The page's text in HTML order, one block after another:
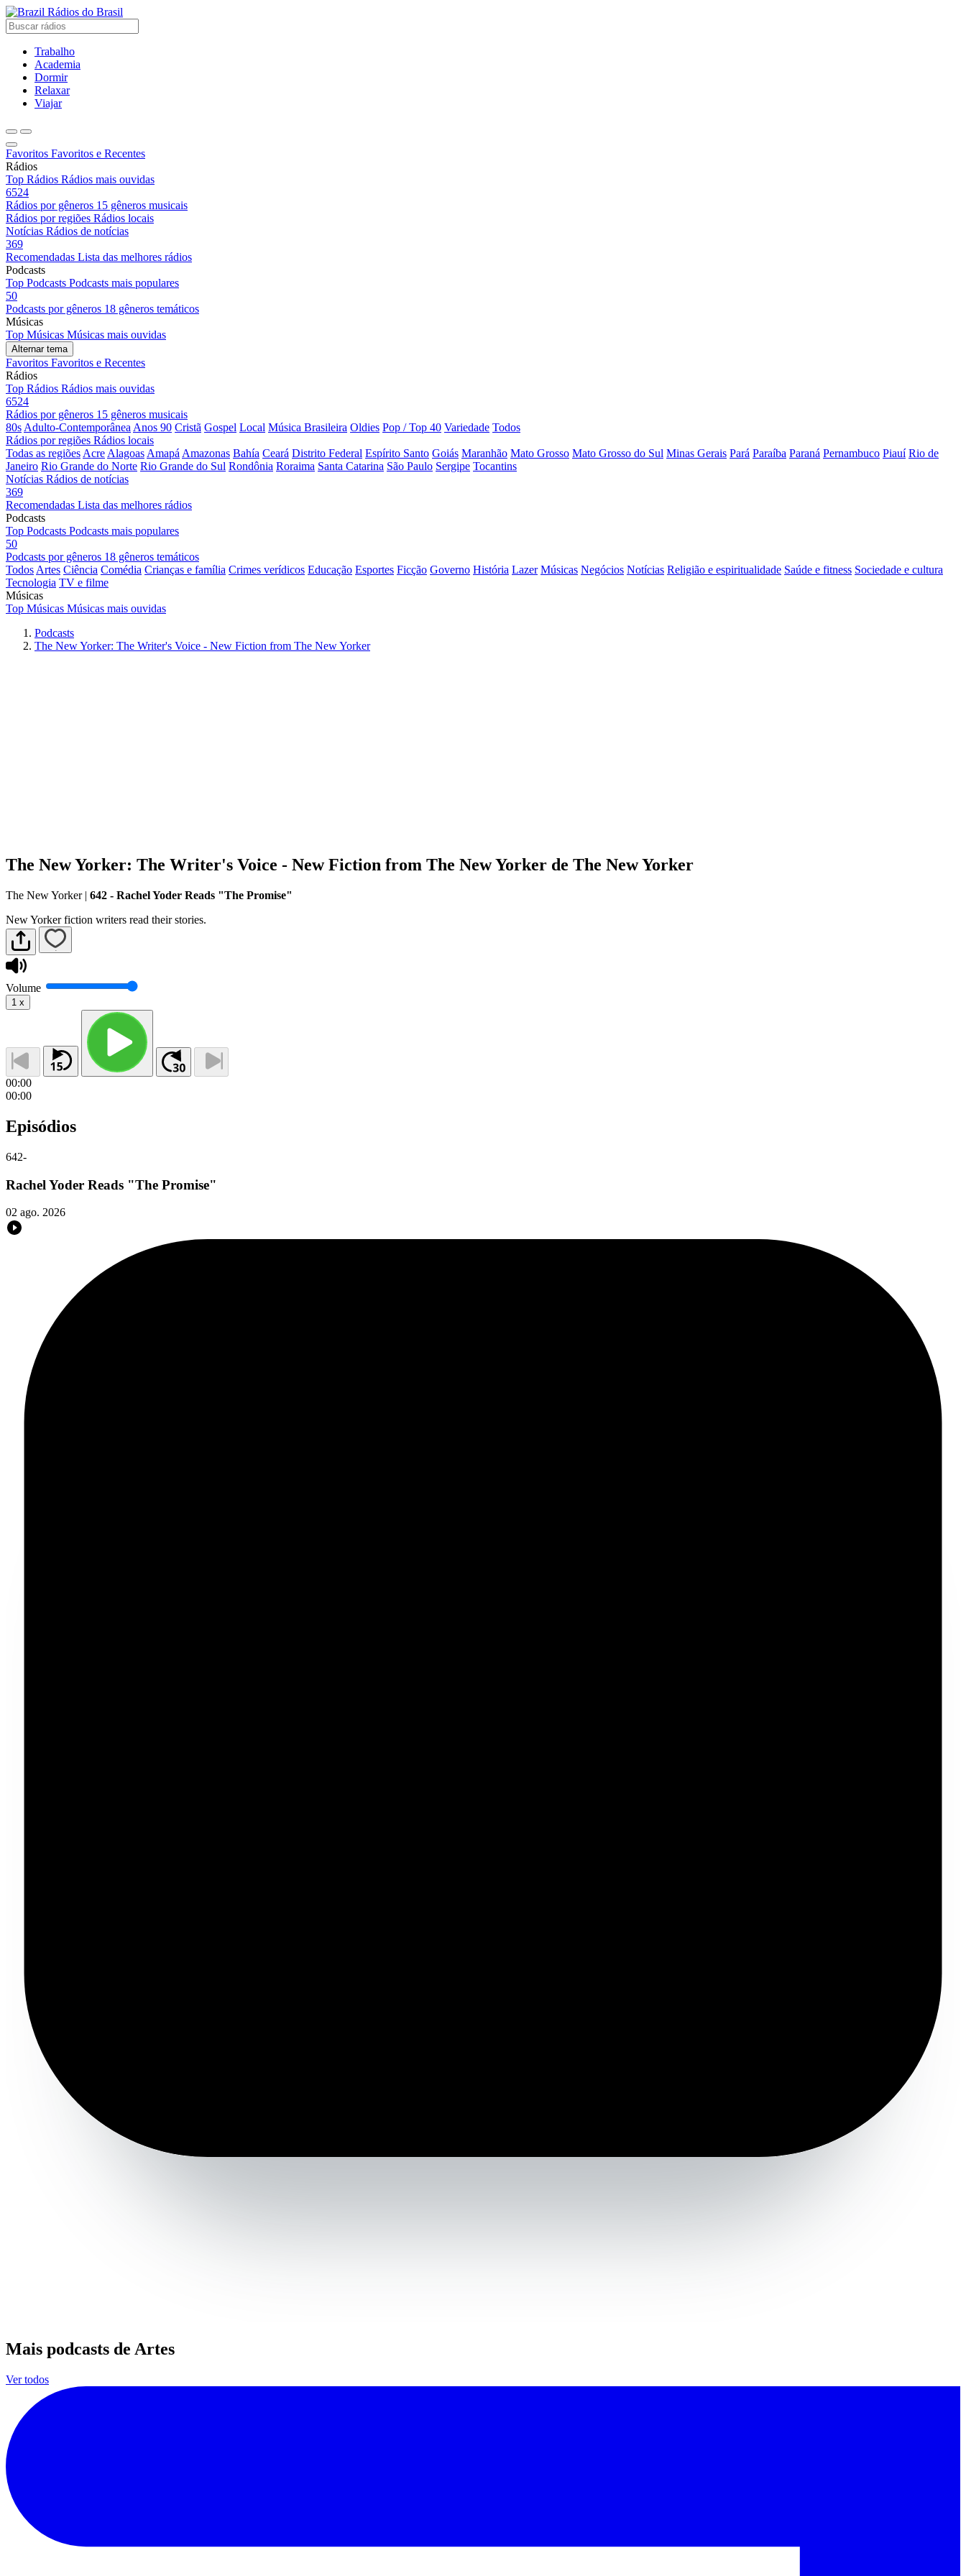
Rádios do Brasil
Trabalho
Academia
Dormir
Relaxar
Viajar
Favoritos Favoritos e Recentes
Rádios
Top Rádios Rádios mais ouvidas
6524
Rádios por gêneros 15 gêneros musicais
Rádios por regiões Rádios locais
Notícias Rádios de notícias
369
Recomendadas Lista das melhores rádios
Podcasts
Top Podcasts Podcasts mais populares
50
Podcasts por gêneros 18 gêneros temáticos
Músicas
Top Músicas Músicas mais ouvidas
Alternar tema
Favoritos Favoritos e Recentes
Rádios
Top Rádios Rádios mais ouvidas
6524
Rádios por gêneros 15 gêneros musicais
80s Adulto-Contemporânea Anos 90 Cristã Gospel Local Música Brasileira Oldies Pop / Top 40 Variedade Todos
Rádios por regiões Rádios locais
Todas as regiões Acre Alagoas Amapá Amazonas Bahía Ceará Distrito Federal Espírito Santo Goiás Maranhão Mato Grosso Mato Grosso do Sul Minas Gerais Pará Paraíba Paraná Pernambuco Piauí Rio de
Janeiro Rio Grande do Norte Rio Grande do Sul Rondônia Roraima Santa Catarina São Paulo Sergipe Tocantins
Notícias Rádios de notícias
369
Recomendadas Lista das melhores rádios
Podcasts
Top Podcasts Podcasts mais populares
50
Podcasts por gêneros 18 gêneros temáticos
Todos Artes Ciência Comédia Crianças e família Crimes verídicos Educação Esportes Ficção Governo História Lazer Músicas Negócios Notícias Religião e espiritualidade Saúde e fitness Sociedade e cultura
Tecnologia TV e filme
Músicas
Top Músicas Músicas mais ouvidas
Podcasts
The New Yorker: The Writer's Voice - New Fiction from The New Yorker
The New Yorker: The Writer's Voice - New Fiction from The New Yorker de The New Yorker
The New Yorker | 642 - Rachel Yoder Reads "The Promise"
New Yorker fiction writers read their stories.
Volume
1 x
00:00
00:00
Episódios
642-
Rachel Yoder Reads "The Promise"
02 ago. 2026
Mais podcasts de Artes
Ver todos